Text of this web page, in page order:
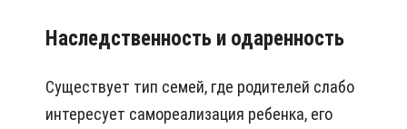
Наследственность и одаренность
Существует тип семей, где родителей слабо
интересует самореализация ребенка, его